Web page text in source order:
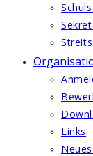
Links